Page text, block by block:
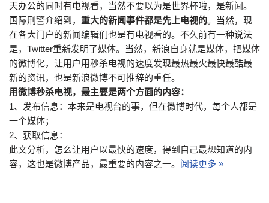
天办公的同时有电视看，当然不要以为是世界杯啦，是新闻。
国际刑警介绍到， 重大的新闻事件都是先上电视的。当然，现
在各大门户的新闻编辑们也是有电视看的。不久前有一种说法
是，Twitter重新发明了媒体。当然，新浪自身就是媒体，把媒体
的微博化，让用户用秒杀电视的速度发现最热最火最快最酷最
新的资讯，也是新浪微博不可推辞的重任。
用微博秒杀电视，最主要是两个方面的内容：
1、发布信息：本来是电视台的事，但在微博时代，每个人都是
一个媒体；
2、获取信息：
此文分析，怎么让用户以最快的速度，得到自己最想知道的内
容，这也是微博产品，最重要的内容之一。 阅读更多 »